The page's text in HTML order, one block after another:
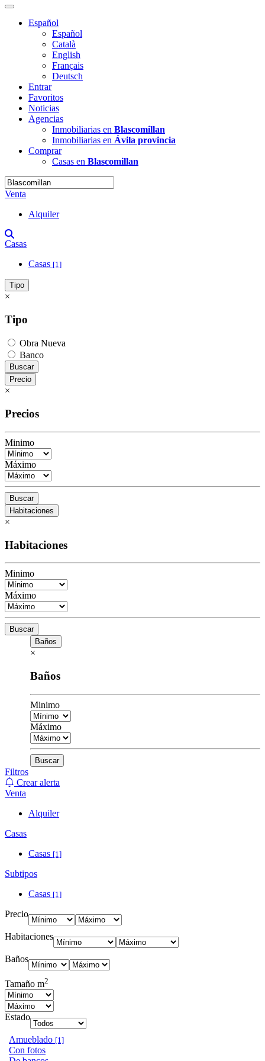
Español
Español
Català
English
Français
Deutsch
Entrar
Favoritos
Noticias
Agencias
Inmobiliarias en Blascomillan
Inmobiliarias en Ávila provincia
Comprar
Casas en Blascomillan
Venta
Alquiler
Casas
Casas [1]
Tipo
×
Tipo
Obra Nueva
Banco
Buscar
Precio
×
Precios
Minimo
Máximo
Buscar
Habitaciones
×
Habitaciones
Minimo
Máximo
Buscar
Baños
×
Baños
Minimo
Máximo
Buscar
Filtros
Crear alerta
Venta
Alquiler
Casas
Casas [1]
Subtipos
Casas [1]
Precio
Habitaciones
Baños
Tamaño m2
Estado
Amueblado [1]
Con fotos